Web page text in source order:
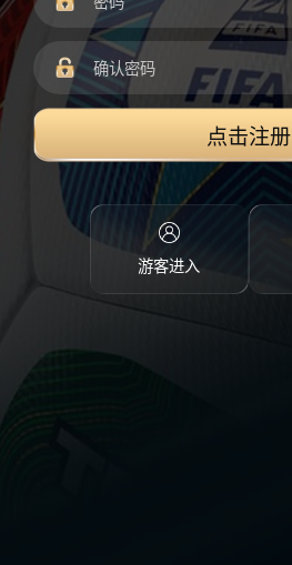
点击注册
游客进入